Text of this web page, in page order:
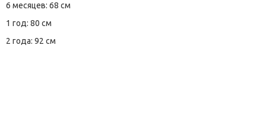
6 месяцев: 68 см
1 год: 80 см
2 года: 92 см